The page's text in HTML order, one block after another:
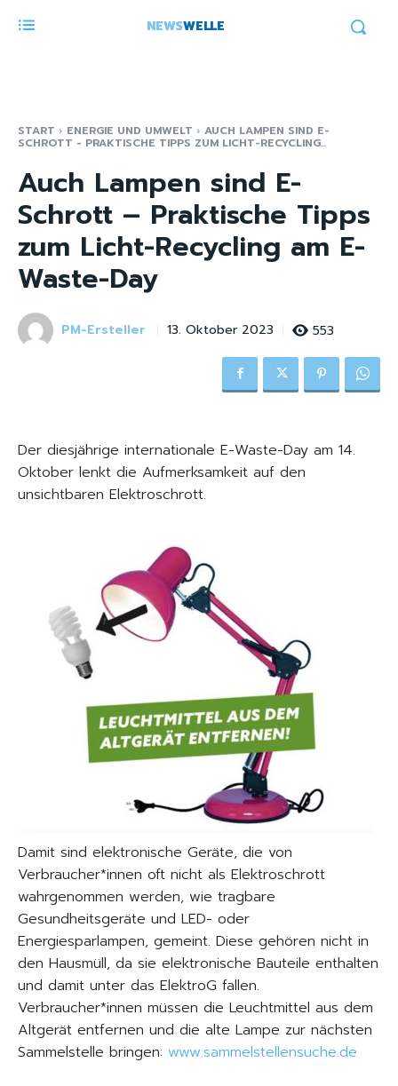
NEWSWELLE
START ENERGIE UND UMWELT AUCH LAMPEN SIND E-
SCHROTT - PRAKTISCHE TIPPS ZUM LICHT-RECYCLING...
Auch Lampen sind E-
Schrott – Praktische Tipps
zum Licht-Recycling am E-
Waste-Day
PM-Ersteller 13. Oktober 2023 553
Der diesjährige internationale E-Waste-Day am 14.
Oktober lenkt die Aufmerksamkeit auf den
unsichtbaren Elektroschrott.
Damit sind elektronische Geräte, die von
Verbraucher*innen oft nicht als Elektroschrott
wahrgenommen werden, wie tragbare
Gesundheitsgeräte und LED- oder
Energiesparlampen, gemeint. Diese gehören nicht in
den Hausmüll, da sie elektronische Bauteile enthalten
und damit unter das ElektroG fallen.
Verbraucher*innen müssen die Leuchtmittel aus dem
Altgerät entfernen und die alte Lampe zur nächsten
Sammelstelle bringen: www.sammelstellensuche.de